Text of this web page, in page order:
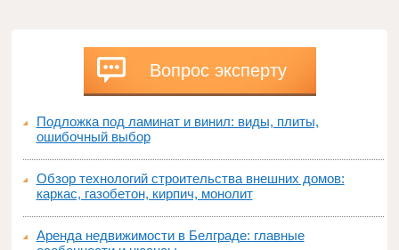
Вопрос эксперту
Подложка под ламинат и винил: виды, плиты,
ошибочный выбор
Обзор технологий строительства внешних домов:
каркас, газобетон, кирпич, монолит
Аренда недвижимости в Белграде: главные